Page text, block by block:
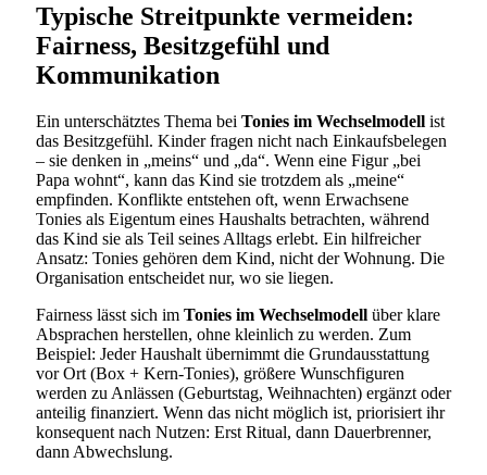
Typische Streitpunkte vermeiden:
Fairness, Besitzgefühl und
Kommunikation
Ein unterschätztes Thema bei Tonies im Wechselmodell ist
das Besitzgefühl. Kinder fragen nicht nach Einkaufsbelegen
– sie denken in „meins“ und „da“. Wenn eine Figur „bei
Papa wohnt“, kann das Kind sie trotzdem als „meine“
empfinden. Konflikte entstehen oft, wenn Erwachsene
Tonies als Eigentum eines Haushalts betrachten, während
das Kind sie als Teil seines Alltags erlebt. Ein hilfreicher
Ansatz: Tonies gehören dem Kind, nicht der Wohnung. Die
Organisation entscheidet nur, wo sie liegen.
Fairness lässt sich im Tonies im Wechselmodell über klare
Absprachen herstellen, ohne kleinlich zu werden. Zum
Beispiel: Jeder Haushalt übernimmt die Grundausstattung
vor Ort (Box + Kern-Tonies), größere Wunschfiguren
werden zu Anlässen (Geburtstag, Weihnachten) ergänzt oder
anteilig finanziert. Wenn das nicht möglich ist, priorisiert ihr
konsequent nach Nutzen: Erst Ritual, dann Dauerbrenner,
dann Abwechslung.